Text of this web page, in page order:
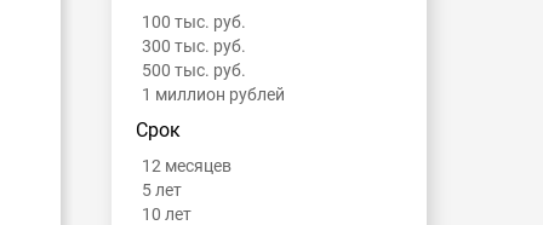
100 тыс. руб.
300 тыс. руб.
500 тыс. руб.
1 миллион рублей
Срок
12 месяцев
5 лет
10 лет